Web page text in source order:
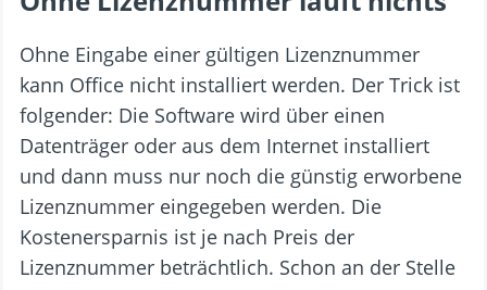
Ohne Eingabe einer gültigen Lizenznummer
kann Office nicht installiert werden. Der Trick ist
folgender: Die Software wird über einen
Datenträger oder aus dem Internet installiert
und dann muss nur noch die günstig erworbene
Lizenznummer eingegeben werden. Die
Kostenersparnis ist je nach Preis der
Lizenznummer beträchtlich. Schon an der Stelle